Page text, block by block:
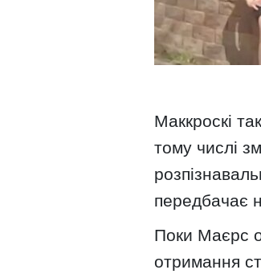
Маккроскі
тому числі
передбачає
Поки Маєрс
отримання